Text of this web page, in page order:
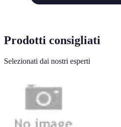
Prodotti consigliati
Selezionati dai nostri esperti